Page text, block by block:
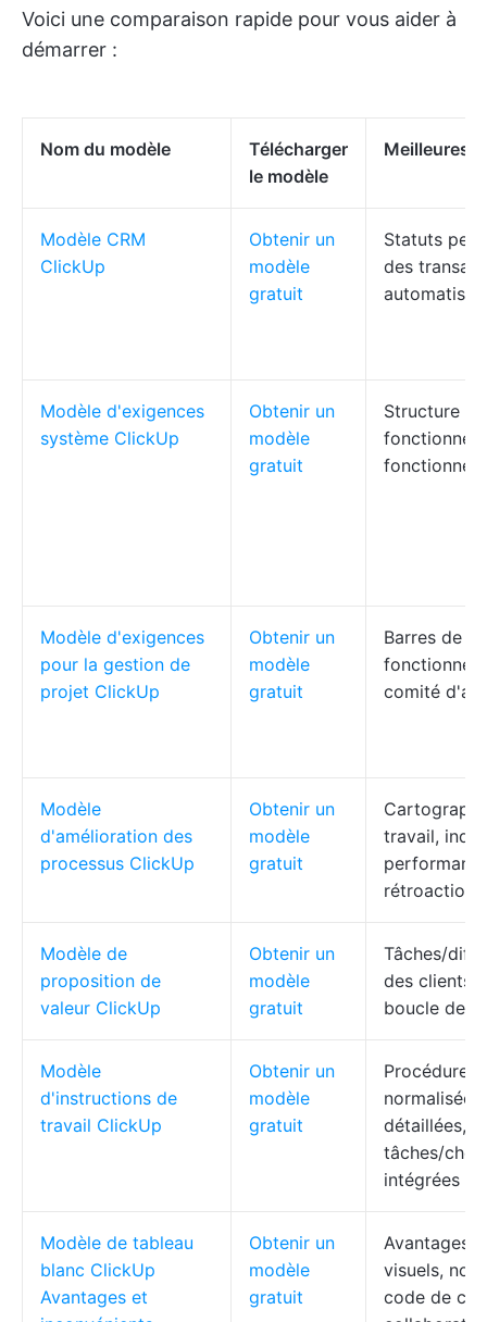
Voici une comparaison rapide pour vous aider à
démarrer :
Nom du modèle
Télécharger
le modèle
Meilleures
Modèle CRM
ClickUp
Obtenir un
modèle
gratuit
Statuts
des
Modèle d'exigences
système ClickUp
Obtenir un
modèle
gratuit
Structure
Modèle d'exigences
pour la gestion de
projet ClickUp
Obtenir un
modèle
gratuit
Barres de
fonctionnel/
comité
Modèle
d'amélioration des
processus ClickUp
Obtenir un
modèle
gratuit
travail,
rétroaction,
Modèle de
proposition de
valeur ClickUp
Obtenir un
modèle
gratuit
Tâches/
des clients,
boucle de
Modèle
d'instructions de
travail ClickUp
Obtenir un
modèle
gratuit
Procédures
détaillées,
tâches/
intégrées
Modèle de tableau
blanc ClickUp
Avantages et
Obtenir un
modèle
gratuit
Avantages/
visuels,
code de